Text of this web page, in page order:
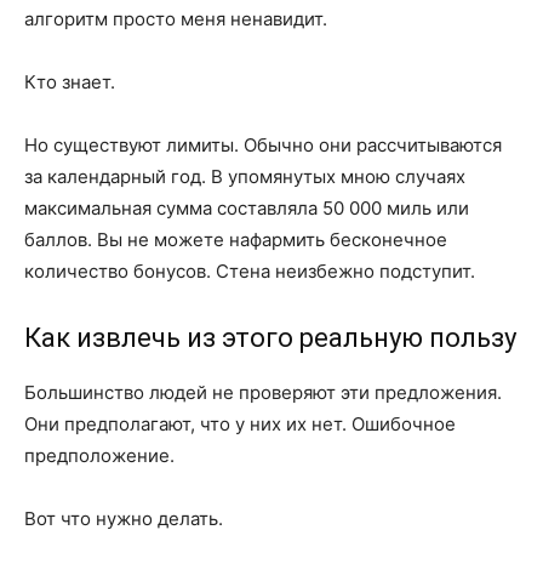
алгоритм просто меня ненавидит.
Кто знает.
Но существуют лимиты. Обычно они рассчитываются
за календарный год. В упомянутых мною случаях
максимальная сумма составляла 50 000 миль или
баллов. Вы не можете нафармить бесконечное
количество бонусов. Стена неизбежно подступит.
Как извлечь из этого реальную пользу
Большинство людей не проверяют эти предложения.
Они предполагают, что у них их нет. Ошибочное
предположение.
Вот что нужно делать.